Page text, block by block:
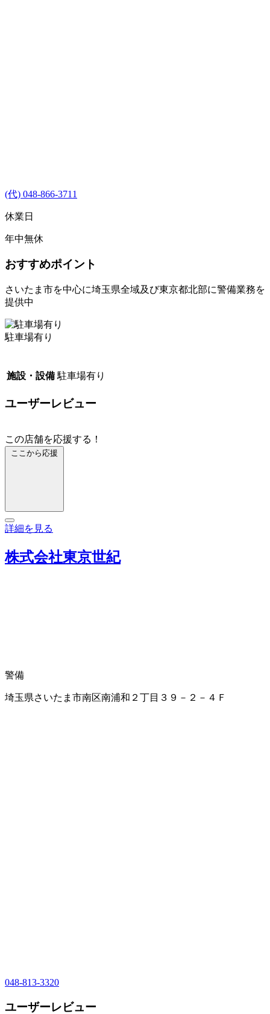
(代) 048-866-3711
休業日
年中無休
おすすめポイント
さいたま市を中心に埼玉県全域及び東京都北部に警備業務を
提供中
駐車場有り
施設・設備 駐車場有り
ユーザーレビュー
この店舗を応援する！
ここから応援
詳細を見る
株式会社東京世紀
警備
埼玉県さいたま市南区南浦和２丁目３９－２－４Ｆ
048-813-3320
ユーザーレビュー